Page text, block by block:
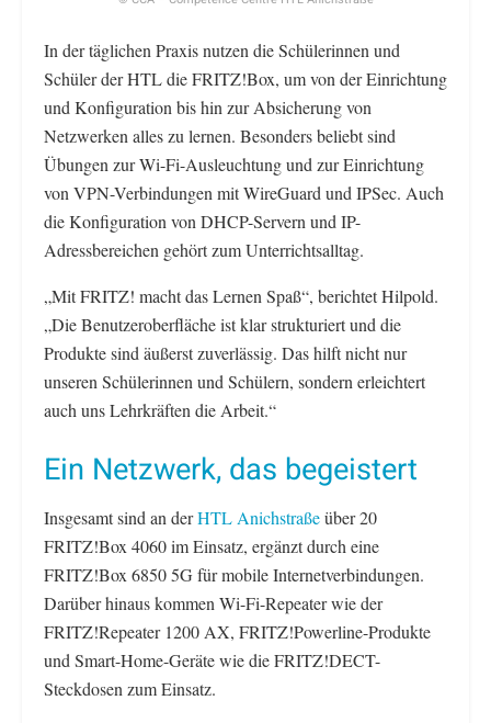
In der täglichen Praxis nutzen die Schülerinnen und
Schüler der HTL die FRITZ!Box, um von der Einrichtung
und Konfiguration bis hin zur Absicherung von
Netzwerken alles zu lernen. Besonders beliebt sind
Übungen zur Wi-Fi-Ausleuchtung und zur Einrichtung
von VPN-Verbindungen mit WireGuard und IPSec. Auch
die Konfiguration von DHCP-Servern und IP-
Adressbereichen gehört zum Unterrichtsalltag.
„Mit FRITZ! macht das Lernen Spaß“, berichtet Hilpold.
„Die Benutzeroberfläche ist klar strukturiert und die
Produkte sind äußerst zuverlässig. Das hilft nicht nur
unseren Schülerinnen und Schülern, sondern erleichtert
auch uns Lehrkräften die Arbeit.“
Ein Netzwerk, das begeistert
Insgesamt sind an derHTL Anichstraßeüber 20
FRITZ!Box 4060 im Einsatz, ergänzt durch eine
FRITZ!Box 6850 5G für mobile Internetverbindungen.
Darüber hinaus kommen Wi-Fi-Repeater wie der
FRITZ!Repeater 1200 AX, FRITZ!Powerline-Produkte
und Smart-Home-Geräte wie die FRITZ!DECT-
Steckdosen zum Einsatz.